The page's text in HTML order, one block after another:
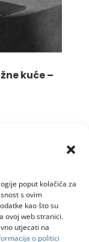
poput kolačića za
s ovim
kao što su
ovoj web stranici.
utjecati na
o politici
kuće –
na uštedu
Ključni
brzu